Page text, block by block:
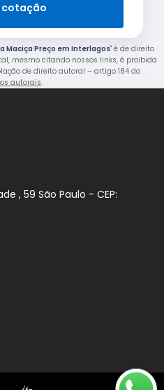
cotação
Maciça Preço em Interlagos" é de direito
mesmo citando nossos links, é proibida
de direito autoral – artigo 184 do
autorais.
, 59 São Paulo - CEP: